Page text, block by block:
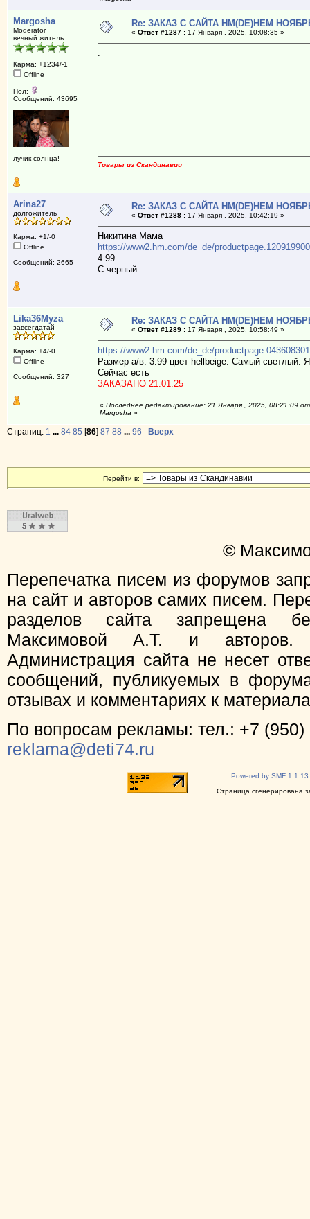
Margosha
Moderator
вечный житель
Карма: +1234/-1
Offline
Пол:
Сообщений: 43695
лучик солнца!
Re: ЗАКАЗ С САЙТА НМ(DE)НЕМ
« Ответ #1287 :17 Января , 2025, 10:08:35 »
.
Товары из Скандинавии
Arina27
долгожитель
Карма: +1/-0
Offline
Сообщений: 2665
Re: ЗАКАЗ С САЙТА НМ(DE)НЕМ
« Ответ #1288 :17 Января , 2025, 10:42:19 »
Никитина Мама
https://www2.hm.com/de_de/
4.99
С черный
Lika36Myza
завсегдатай
Карма: +4/-0
Offline
Сообщений: 327
Re: ЗАКАЗ С САЙТА НМ(DE)НЕМ
« Ответ #1289 :17 Января , 2025, 10:58:49 »
https://www2.hm.com/de_de/
Размер a/в. 3.99 цвет hellbeige. Самый светлый.
Сейчас есть
ЗАКАЗАНО 21.01.25
« Последнее редактирование: 21 Января , 2025, 08:21:09 от
Margosha »
Страниц: 1 ... 84 85 [86] 87 88 ... 96 Вверх
Перейти в:
©
Перепечатка писем из форумов
на сайт и авторов самих писем.
разделов сайта запрещена
Максимовой А.Т. и
Администрация сайта не несет
сообщений, публикуемых в
отзывах и комментариях к
По вопросам рекламы: тел.: +7 (950)
reklama@deti74.ru
Powered by SMF 1.1.13
Страница сгенерирована